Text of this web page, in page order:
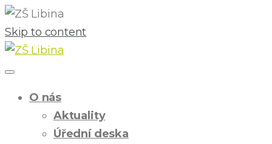
Skip to content
O nás
Aktuality
Úřední deska